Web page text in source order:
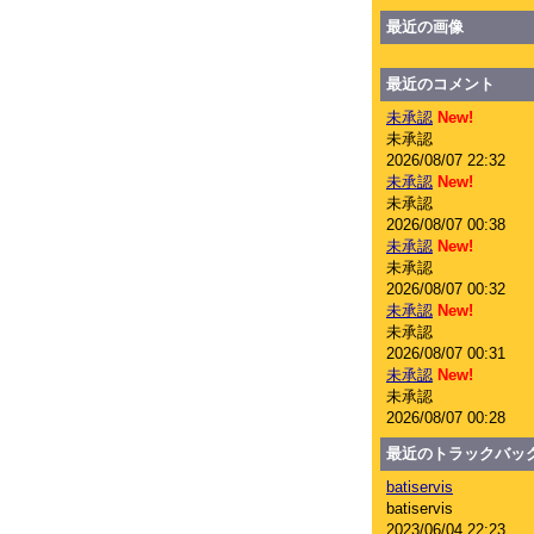
最近の画像
最近のコメント
未承認 New!
未承認
2026/08/07 22:32
未承認 New!
未承認
2026/08/07 00:38
未承認 New!
未承認
2026/08/07 00:32
未承認 New!
未承認
2026/08/07 00:31
未承認 New!
未承認
2026/08/07 00:28
最近のトラックバッ
batiservis
batiservis
2023/06/04 22:23